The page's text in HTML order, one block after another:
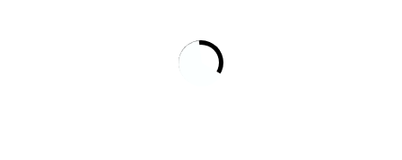
Посольство России назвало смехотворными